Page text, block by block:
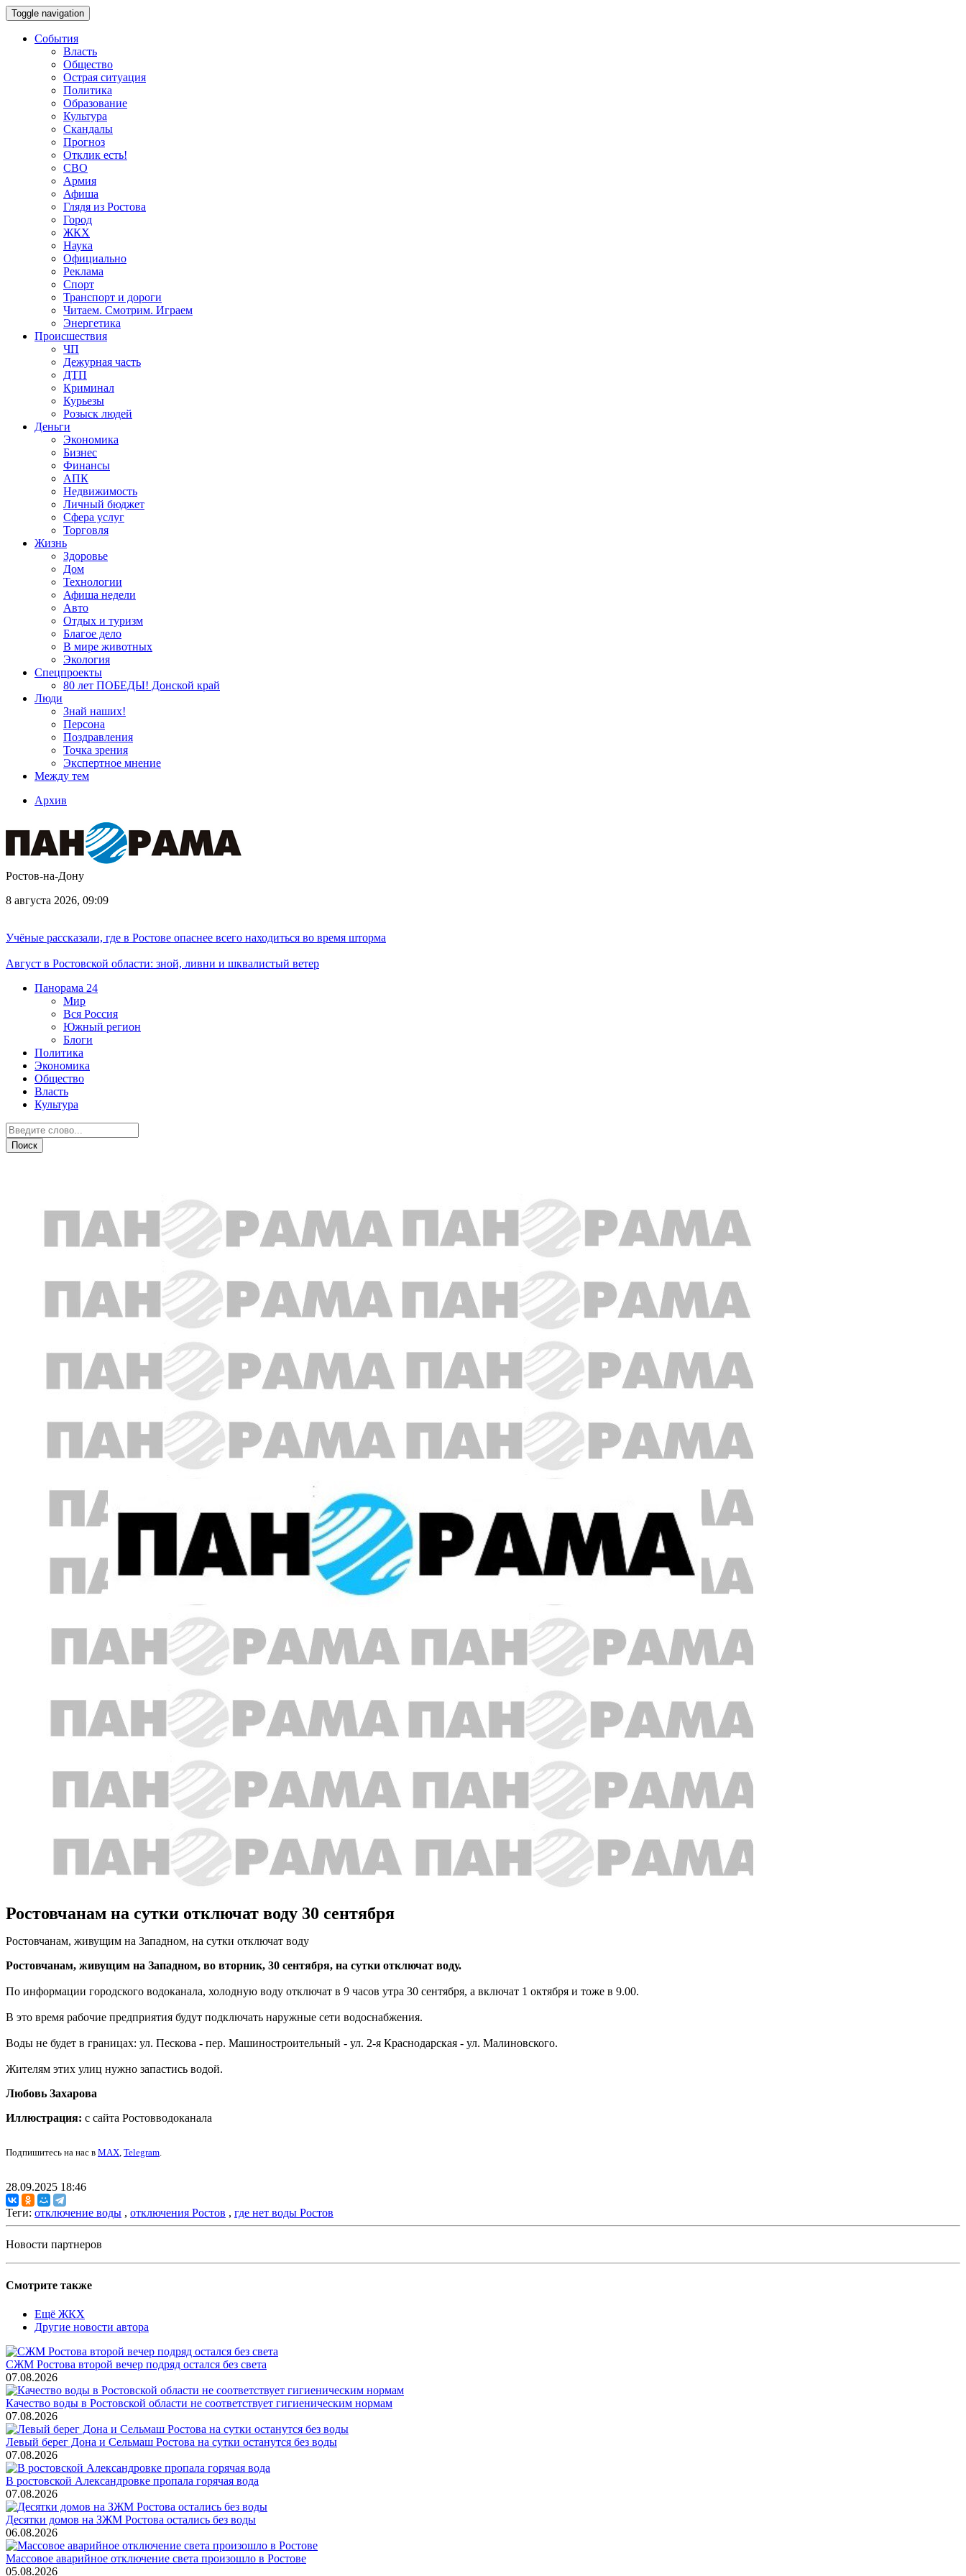
Toggle navigation
События
Власть
Общество
Острая ситуация
Политика
Образование
Культура
Скандалы
Прогноз
Отклик есть!
СВО
Армия
Афиша
Глядя из Ростова
Город
ЖКХ
Наука
Официально
Реклама
Спорт
Транспорт и дороги
Читаем. Смотрим. Играем
Энергетика
Происшествия
ЧП
Дежурная часть
ДТП
Криминал
Курьезы
Розыск людей
Деньги
Экономика
Бизнес
Финансы
АПК
Недвижимость
Личный бюджет
Сфера услуг
Торговля
Жизнь
Здоровье
Дом
Технологии
Афиша недели
Авто
Отдых и туризм
Благое дело
В мире животных
Экология
Спецпроекты
80 лет ПОБЕДЫ! Донской край
Люди
Знай наших!
Персона
Поздравления
Точка зрения
Экспертное мнение
Между тем
Архив
Ростов-на-Дону
8 августа 2026, 09:09
Учёные рассказали, где в Ростове опаснее всего находиться во время шторма
Август в Ростовской области: зной, ливни и шквалистый ветер
Панорама 24
Мир
Вся Россия
Южный регион
Блоги
Политика
Экономика
Общество
Власть
Культура
Ростовчанам на сутки отключат воду 30 сентября
Ростовчанам, живущим на Западном, на сутки отключат воду
Ростовчанам, живущим на Западном, во вторник, 30 сентября, на сутки отключат воду.
По информации городского водоканала, холодную воду отключат в 9 часов утра 30 сентября, а включат 1 октября и тоже в 9.00.
В это время рабочие предприятия будут подключать наружные сети водоснабжения.
Воды не будет в границах: ул. Пескова - пер. Машиностроительный - ул. 2-я Краснодарская - ул. Малиновского.
Жителям этих улиц нужно запастись водой.
Любовь Захарова
Иллюстрация: с сайта Ростовводоканала
Подпишитесь на нас в MAX, Telegram.
28.09.2025 18:46
Теги: отключение воды , отключения Ростов , где нет воды Ростов
Новости партнеров
Смотрите также
Ещё ЖКХ
Другие новости автора
СЖМ Ростова второй вечер подряд остался без света
07.08.2026
Качество воды в Ростовской области не соответствует гигиеническим нормам
07.08.2026
Левый берег Дона и Сельмаш Ростова на сутки останутся без воды
07.08.2026
В ростовской Александровке пропала горячая вода
07.08.2026
Десятки домов на ЗЖМ Ростова остались без воды
06.08.2026
Массовое аварийное отключение света произошло в Ростове
05.08.2026